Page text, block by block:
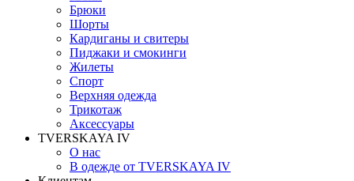
Брюки
Шорты
Кардиганы и свитеры
Пиджаки и смокинги
Жилеты
Спорт
Верхняя одежда
Трикотаж
Аксессуары
TVERSKAYA IV
О нас
В одежде от TVERSKAYA IV